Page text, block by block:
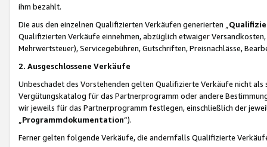
ihm bezahlt.
Die aus den einzelnen Qualifizierten Verkäufen generierten „
Qualifizierten Verkäufe einnehmen, abzüglich etwaiger
Mehrwertsteuer), Servicegebühren, Gutschriften, Preisnachlässe,
2. Ausgeschlossene Verkäufe
Unbeschadet des Vorstehenden gelten Qualifizierte Verkäufe nicht
Vergütungskatalog für das Partnerprogramm oder andere
wir jeweils für das Partnerprogramm festlegen, einschließlich der
Programmdokumentation“).
Ferner gelten folgende Verkäufe, die andernfalls Qualifizierte